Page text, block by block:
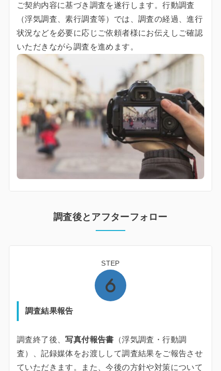
ご契約内容に基づき調査を遂行します。行動調査
（浮気調査、素行調査等）では、調査の経過、進行
状況などを必要に応じご依頼者様にお伝えしご確認
いただきながら調査を進めます。
調査後とアフターフォロー
STEP
調査結果報告
調査終了後、写真付報告書 （浮気調査・行動調
査）、記録媒体をお渡しして調査結果をご報告させ
ていただきます。また、今後の方針や対策について